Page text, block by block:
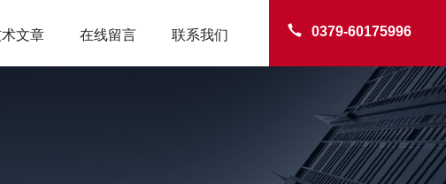
0379-60175996
文章 在线留言 联系我们